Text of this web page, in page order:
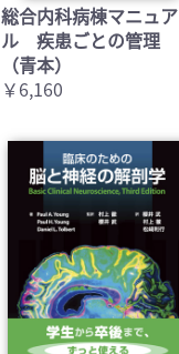
総合内科病棟マニュア
ル 疾患ごとの管理
（青本）
￥6,160